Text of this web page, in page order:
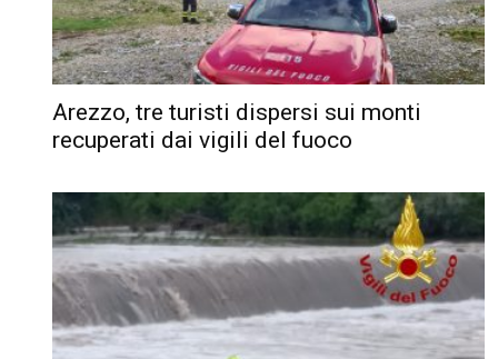
Arezzo, tre turisti dispersi sui monti
recuperati dai vigili del fuoco